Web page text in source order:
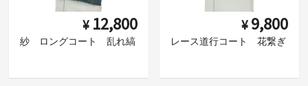
¥ 12,800
紗 ロングコート 乱れ縞
¥ 9,800
レース道行コート 花繋ぎ